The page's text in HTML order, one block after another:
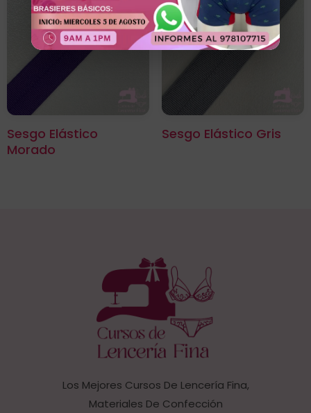
Sesgo Elástico
Morado
Sesgo Elástico Gris
Los Mejores Cursos De Lencería Fina,
Materiales De Confección